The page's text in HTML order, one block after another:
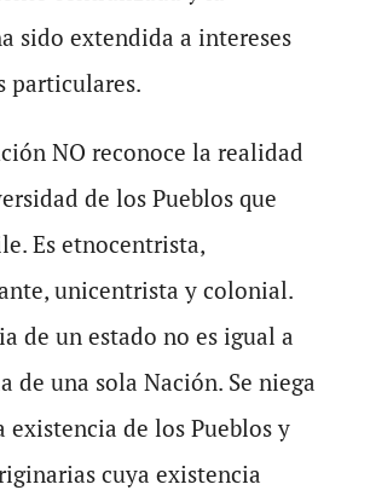
sido extendida a intereses
particulares.
NO reconoce la realidad
de los Pueblos que
Es etnocentrista,
unicentrista y colonial.
de un estado no es igual a
de una sola Nación. Se niega
existencia de los Pueblos y
cuya existencia